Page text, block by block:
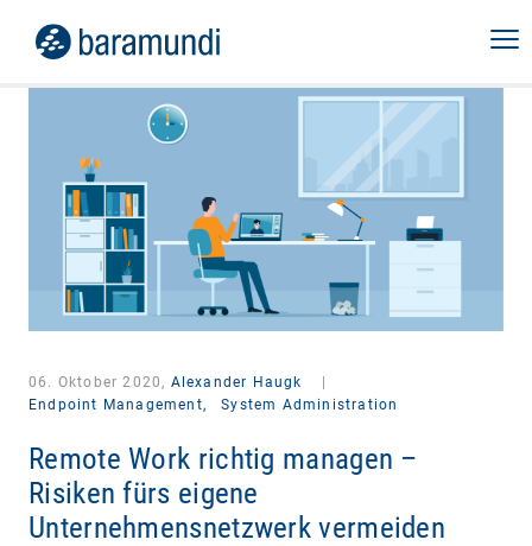
06. Oktober 2020, Alexander Haugk
Endpoint Management,
System Administration
Remote Work richtig managen –
Risiken fürs eigene
Unternehmensnetzwerk vermeiden